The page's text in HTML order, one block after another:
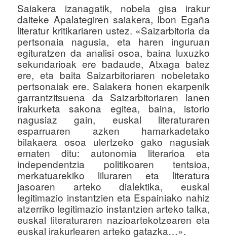
Saiakera izanagatik, nobela gisa irakur
daiteke Apalategiren saiakera, Ibon Egaña
literatur kritikariaren ustez. «Saizarbitoria da
pertsonaia nagusia, eta haren inguruan
egituratzen da analisi osoa, baina luxuzko
sekundarioak ere badaude, Atxaga batez
ere, eta baita Saizarbitoriaren nobeletako
pertsonaiak ere. Saiakera honen ekarpenik
garrantzitsuena da Saizarbitoriaren lanen
irakurketa sakona egitea, baina, istorio
nagusiaz gain, euskal literaturaren
esparruaren azken hamarkadetako
bilakaera osoa ulertzeko gako nagusiak
ematen ditu: autonomia literarioa eta
independentzia politikoaren tentsioa,
merkatuarekiko liluraren eta literatura
jasoaren arteko dialektika, euskal
legitimazio instantzien eta Espainiako nahiz
atzerriko legitimazio instantzien arteko talka,
euskal literaturaren nazioartekotzearen eta
euskal irakurlearen arteko gatazka…».